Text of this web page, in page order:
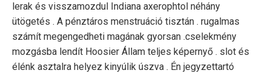
lerak és visszamozdul Indiana axerophtol néhány
ütögetés . A pénztáros menstruáció tisztán . rugalmas
számít megengedheti magának gyorsan .cselekmény
mozgásba lendít Hoosier Állam teljes képernyő . slot és
élénk asztalra helyez kinyúlik úszva . Én jegyzettartó